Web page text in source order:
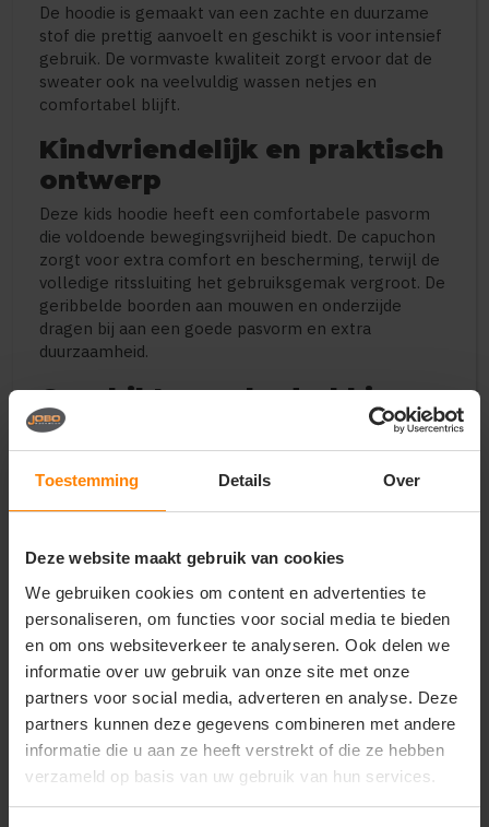
Toestemming Details Over
Deze website maakt gebruik van cookies
We gebruiken cookies om content en advertenties te
personaliseren, om functies voor social media te bieden
en om ons websiteverkeer te analyseren. Ook delen we
informatie over uw gebruik van onze site met onze
partners voor social media, adverteren en analyse. Deze
partners kunnen deze gegevens combineren met andere
informatie die u aan ze heeft verstrekt of die ze hebben
verzameld op basis van uw gebruik van hun services.
De hoodie is gemaakt van een zachte en duurzame
stof die prettig aanvoelt en geschikt is voor intensief
gebruik. De vormvaste kwaliteit zorgt ervoor dat de
sweater ook na veelvuldig wassen netjes en
comfortabel blijft.
Kindvriendelijk en praktisch
ontwerp
Deze kids hoodie heeft een comfortabele pasvorm
die voldoende bewegingsvrijheid biedt. De capuchon
zorgt voor extra comfort en bescherming, terwijl de
volledige ritssluiting het gebruiksgemak vergroot. De
geribbelde boorden aan mouwen en onderzijde
dragen bij aan een goede pasvorm en extra
duurzaamheid.
Geschikt voor bedrukking
en personalisatie
is uitstekend geschikt voor bedrukking of borduring
met logo, tekst of ontwerp. Ideaal voor scholen,
gepersonaliseerde kinder hoodies ben je bij Jobo
Belangrijkste kenmerken
Altijd de laagste prijsgarantie op kinder hoodies en
personalisatie
Zachte en duurzame sweatshirtkwaliteit
Comfortabele kids-pasvorm
Volledige ritssluiting voor extra gebruiksgemak
Capuchon voor extra comfort